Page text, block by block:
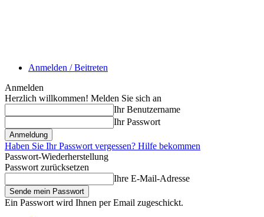
Anmelden / Beitreten
Anmelden
Herzlich willkommen! Melden Sie sich an
Ihr Benutzername
Ihr Passwort
Haben Sie Ihr Passwort vergessen? Hilfe bekommen
Passwort-Wiederherstellung
Passwort zurücksetzen
Ihre E-Mail-Adresse
Ein Passwort wird Ihnen per Email zugeschickt.